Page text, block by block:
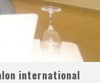
international